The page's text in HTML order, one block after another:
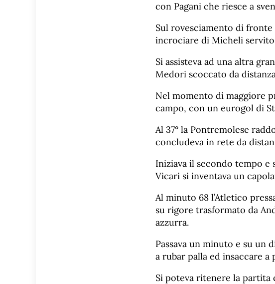
con Pagani che riesce a
Sul rovesciamento di fronte
incrociare di Micheli
Si assisteva ad una altra
Medori scoccato da
Nel momento di maggiore
campo, con un eurogol di
Al 37° la Pontremolese
concludeva in rete da
Iniziava il secondo tempo
Vicari si inventava un
Al minuto 68 l’Atletico
su rigore trasformato da
azzurra.
Passava un minuto e su
a rubar palla ed insaccare a
Si poteva ritenere la partita